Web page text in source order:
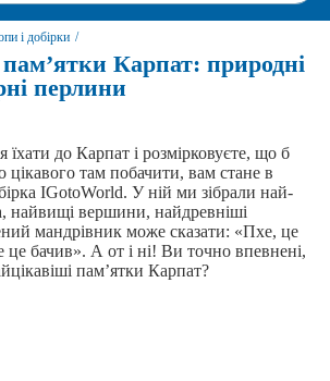
і добірки /
Карпат: природні
перлини
їхати до Карпат і розмірковуєте, що б
цікавого там побачити, вам стане в
IGotoWorld. У ній ми зібрали най-
найвищі вершини, найдревніші
мандрівник може сказати: «Пхе, це
це бачив». А от і ні! Ви точно впевнені,
пам’ятки Карпат?